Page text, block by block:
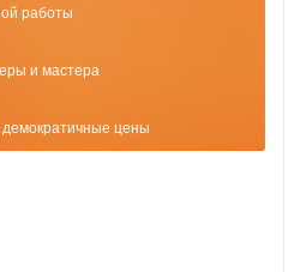
работы
и мастера
цены